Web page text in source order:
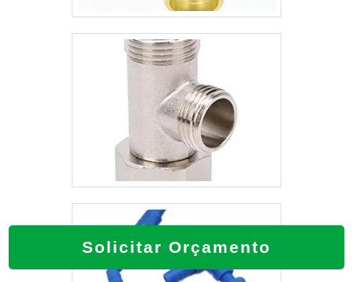
Solicitar Orçamento